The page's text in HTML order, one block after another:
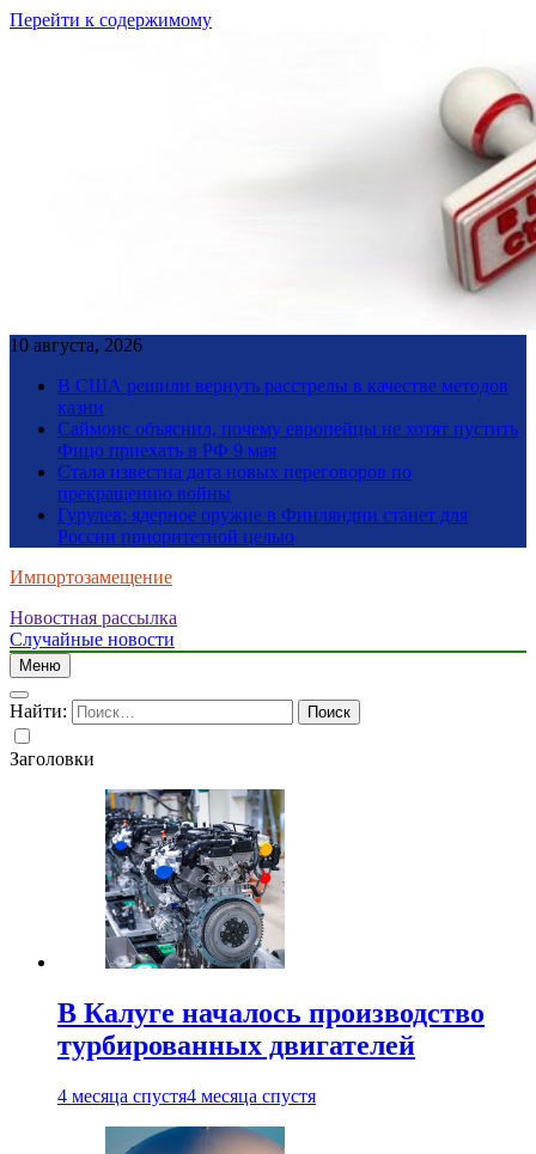
Перейти к содержимому
10 августа, 2026
В США решили вернуть расстрелы в качестве методов
казни
Саймонс объяснил, почему европейцы не хотят пустить
Фицо приехать в РФ 9 мая
Стала известна дата новых переговоров по
прекращению войны
Гурулев: ядерное оружие в Финляндии станет для
России приоритетной целью
Импортозамещение
Новостная рассылка
Случайные новости
Меню
Найти:
Заголовки
В Калуге началось производство
турбированных двигателей
4 месяца спустя4 месяца спустя